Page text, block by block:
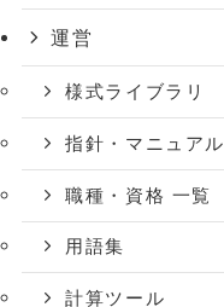
運営
様式ライブラリ
指針・マニュアル
職種・資格 一覧
用語集
計算ツール